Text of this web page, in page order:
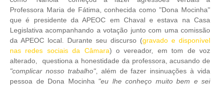
Professora Maria de Fátima, conhecida como "Dona Mocinha"
que é presidente da APEOC em Chaval e estava na Casa
Legislativa acompanhando a votação junto com uma comissão
da APEOC local. Durante seu discurso (gravado e disponível
nas redes sociais da Câmara) o vereador, em tom de voz
alterado, questiona a honestidade da professora, acusando de
"complicar nosso trabalho", além de fazer insinuações à vida
pessoa de Dona Mocinha "eu lhe conheço muito bem e sei